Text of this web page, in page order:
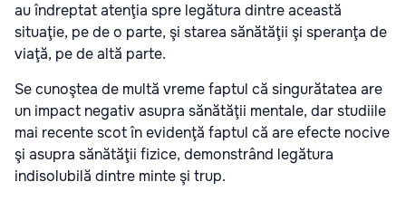
au îndreptat atenţia spre legătura dintre această
situaţie, pe de o parte, şi starea sănătăţii şi speranţa de
viaţă, pe de altă parte.
Se cunoştea de multă vreme faptul că singurătatea are
un impact negativ asupra sănătăţii mentale, dar studiile
mai recente scot în evidenţă faptul că are efecte nocive
şi asupra sănătăţii fizice, demonstrând legătura
indisolubilă dintre minte şi trup.